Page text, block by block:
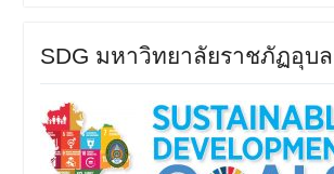
SDG มหาวิทยาลัยราชภัฏอุบ